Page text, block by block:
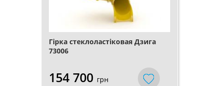
Гірка стеклоластіковая Дзига
73006
154 700 грн